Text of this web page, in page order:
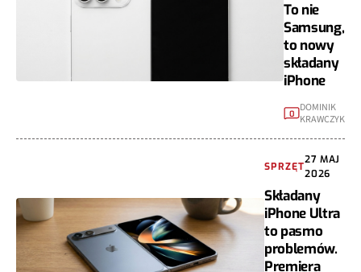
To nie
Samsung,
to nowy
składany
iPhone
0
DOMINIK
KRAWCZYK
SPRZĘT
27 MAJ
2026
Składany
iPhone Ultra
to pasmo
problemów.
Premiera